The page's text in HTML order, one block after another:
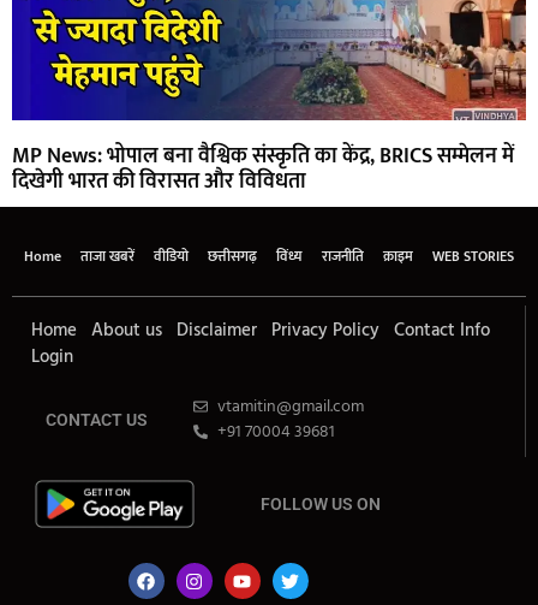
MP News: भोपाल बना वैश्विक संस्कृति का केंद्र, BRICS सम्मेलन में
दिखेगी भारत की विरासत और विविधता
Home ताजा खबरें वीडियो छत्तीसगढ़ विंध्य राजनीति क्राइम WEB STORIES
Home About us Disclaimer Privacy Policy Contact Info
Login
CONTACT US
vtamitin@gmail.com
+91 70004 39681
FOLLOW US ON